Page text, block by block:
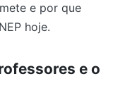
e por que
hoje.
e o